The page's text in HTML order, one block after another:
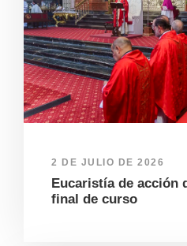
2 DE JULIO DE 2026
Eucaristía de acción
final de curso